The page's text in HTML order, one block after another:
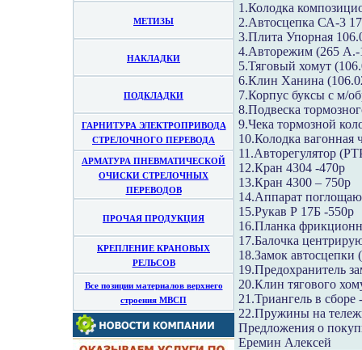
МЕТИЗЫ
НАКЛАДКИ
ПОДКЛАДКИ
ГАРНИТУРА ЭЛЕКТРОПРИВОДА
СТРЕЛОЧНОГО ПЕРЕВОДА
АРМАТУРА ПНЕВМАТИЧЕСКОЙ
ОЧИСКИ СТРЕЛОЧНЫХ
ПЕРЕВОДОВ
ПРОЧАЯ ПРОДУКЦИЯ
КРЕПЛЕНИЕ КРАНОВЫХ
РЕЛЬСОВ
Все позиции материалов верхнего
строения МВСП
1.Колодка
2.Автосцепка СА-3
3.Плита Упорная
4.Авторежим (265 А.-
5.Тяговый хомут
6.Клин Ханина
7.Корпус буксы с м/
8.Подвеска
9.Чека тормозной
10.Колодка вагонная
11.Авторегулятор
12.Кран 4304 -470р
13.Кран 4300 – 750р
14.Аппарат
15.Рукав Р 17Б -550р
16.Планка
17.Балочка
18.Замок автосцепки
19.Предохранитель
20.Клин тягового
21.Триангель в сборе
22.Пружины на
Предложения о
Еремин Алексей